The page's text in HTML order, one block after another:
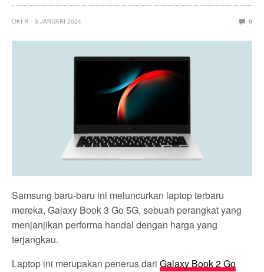
OKI R 3 JANUARI 2024 0
Samsung baru-baru ini meluncurkan laptop terbaru
mereka, Galaxy Book 3 Go 5G, sebuah perangkat yang
menjanjikan performa handal dengan harga yang
terjangkau.
Laptop ini merupakan penerus dariGalaxy Book 2 Go